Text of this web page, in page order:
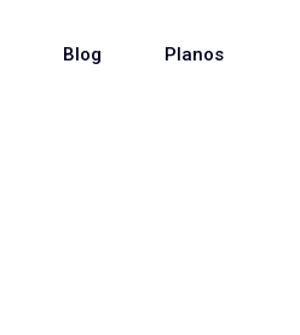
Blog Planos